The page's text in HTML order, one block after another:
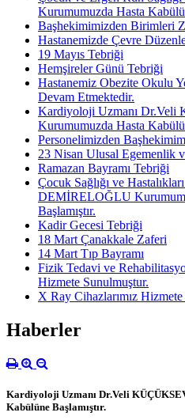
Kurumumuzda Hasta
Başhekimimizden Birimleri
Hastanemizde Çevre
19 Mayıs Tebriği
Hemşireler Günü Tebriği
Hastanemiz Obezite Okulu
Devam Etmektedir.
Kardiyoloji Uzmanı
Kurumumuzda Hasta
Personelimizden
23 Nisan Ulusal Egemenlik
Ramazan Bayramı Tebriği
Çocuk Sağlığı ve
DEMİRELOĞLU
Başlamıştır.
Kadir Gecesi Tebriği
18 Mart Çanakkale Zaferi
14 Mart Tıp Bayramı
Fizik Tedavi ve
Hizmete Sunulmuştur.
X Ray Cihazlarımız
Haberler
Kardiyoloji Uzmanı Dr.Veli
Kabülüne Başlamıştır.